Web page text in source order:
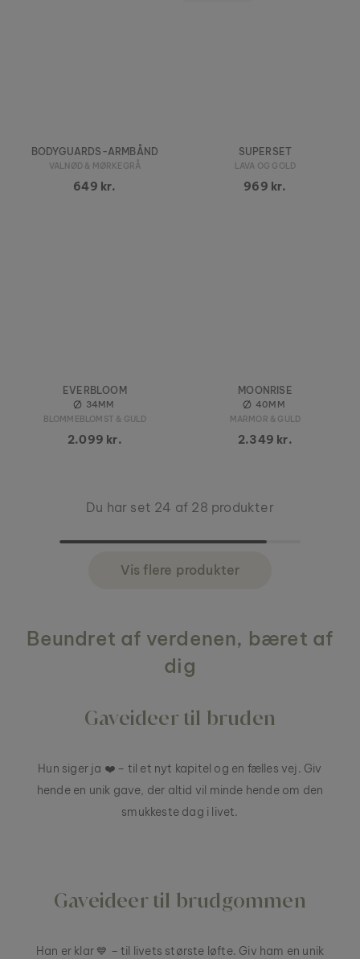
BODYGUARDS-ARMBÅND
VALNØD & MØRKEGRÅ
649 kr.
SUPERSET
LAVA OG GOLD
969 kr.
EVERBLOOM
34MM
BLOMMEBLOMST & GULD
2.099 kr.
MOONRISE
40MM
MARMOR & GULD
2.349 kr.
Du har set 24 af 28 produkter
Vis flere produkter
Beundret af verdenen, bæret af
dig
Gaveideer til bruden
Hun siger ja ❤️ – til et nyt kapitel og en fælles vej. Giv
hende en unik gave, der altid vil minde hende om den
smukkeste dag i livet.
Gaveideer til brudgommen
Han er klar 💙 – til livets største løfte. Giv ham en unik